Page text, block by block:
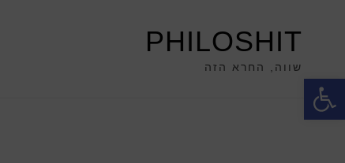
פתח סרגל נגישות
PHILOSHIT
שווה, החרא הזה